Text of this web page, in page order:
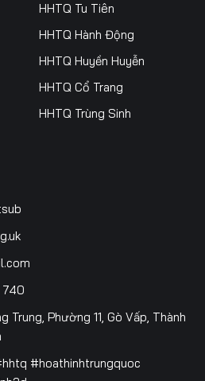
HHTQ Tu Tiên
HHTQ Hành Động
HHTQ Huyền Huyễn
HHTQ Cổ Trang
HHTQ Trùng Sinh
740
Phường 11, Gò Vấp, Thành
#hoathinhtrungquoc